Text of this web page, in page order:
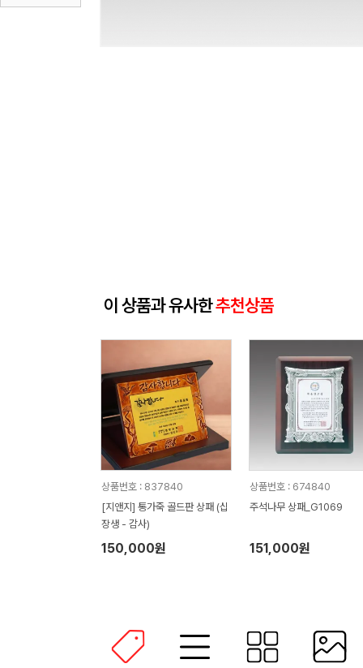
이 상품과 유사한추천상품
상품번호 : 837840
[지앤지] 통가죽 골드판 상패 (십
장생 - 감사)
150,000원
상품번호 : 674840
주석나무 상패_G1069
151,000원